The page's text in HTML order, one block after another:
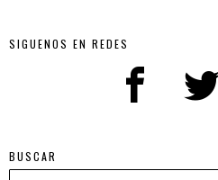
SIGUENOS EN REDES
BUSCAR